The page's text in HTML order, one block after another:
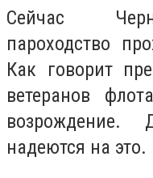
Сейчас
пароходство
Как говорит
ветеранов
надеются на это.